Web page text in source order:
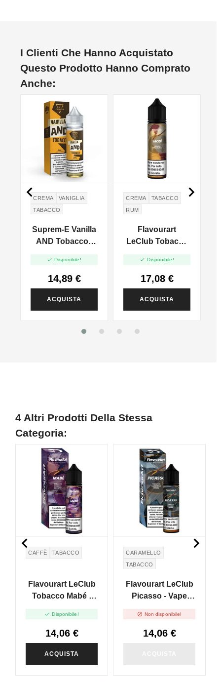
I Clienti Che Hanno Acquistato
Questo Prodotto Hanno Comprato
Anche:
CREMA
VANIGLIA
TABACCO
Suprem-E Vanilla
AND Tobacco -
20ml
 Disponibile!
14,89 €
ACQUISTA
CREMA
TABACCO
RUM
Flavourart
LeClub Tobacco
20ml
 Disponibile!
17,08 €
ACQUISTA
 
4 Altri Prodotti Della Stessa
Categoria:
CAFFÈ TABACCO
Flavourart LeClub
Tobacco Mabé -
 Disponibile!
14,06 €
ACQUISTA
CARAMELLO
TABACCO
Flavourart LeClub
Picasso - Vape
 Non disponibile!
14,06 €
NON DISPONIBILE
 